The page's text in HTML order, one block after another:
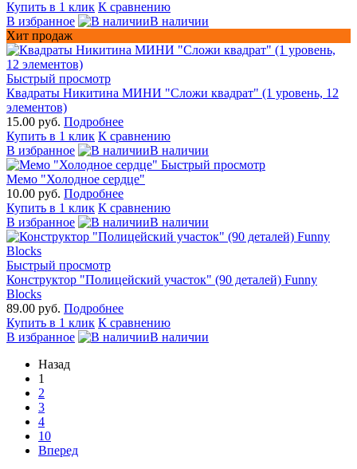
Купить в 1 клик К сравнению
В избранное
В наличии
Хит продаж
Быстрый просмотр
Квадраты Никитина МИНИ "Сложи квадрат" (1 уровень, 12
элементов)
15.00 руб. Подробнее
Купить в 1 клик К сравнению
В избранное
В наличии
Быстрый просмотр
Мемо "Холодное сердце"
10.00 руб. Подробнее
Купить в 1 клик К сравнению
В избранное
В наличии
Быстрый просмотр
Конструктор "Полицейский участок" (90 деталей) Funny
Blocks
89.00 руб. Подробнее
Купить в 1 клик К сравнению
В избранное
В наличии
Назад
1
2
3
4
10
Вперед